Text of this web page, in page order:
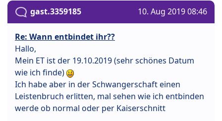
gast.3359185 10. Aug 2019 08:46
Re: Wann entbindet ihr??
Hallo,
Mein ET ist der 19.10.2019 (sehr schönes Datum
wie ich finde)
Ich habe aber in der Schwangerschaft einen
Leistenbruch erlitten, mal sehen wie ich entbinden
werde ob normal oder per Kaiserschnitt